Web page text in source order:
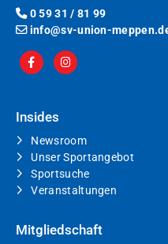
0 59 31 / 81 99
info@sv-union-
Insides
Newsroom
Unser Sportangebot
Sportsuche
Veranstaltungen
Mitgliedschaft